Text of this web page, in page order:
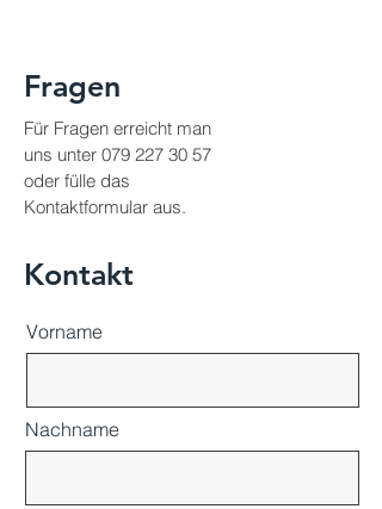
Fragen
Für Fragen erreicht man
uns unter 079 227 30 57
oder fülle das
Kontaktformular aus.
Kontakt
Vorname
Nachname